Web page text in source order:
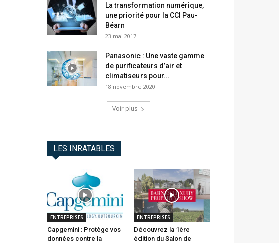
La transformation numérique,
une priorité pour la CCI Pau-
Béarn
23 mai 2017
Panasonic : Une vaste gamme
de purificateurs d’air et
climatiseurs pour...
18 novembre 2020
Voir plus
LES INRATABLES
ENTREPRISES
Capgemini : Protège vos
données contre la
ENTREPRISES
Découvrez la 1ère
édition du Salon de